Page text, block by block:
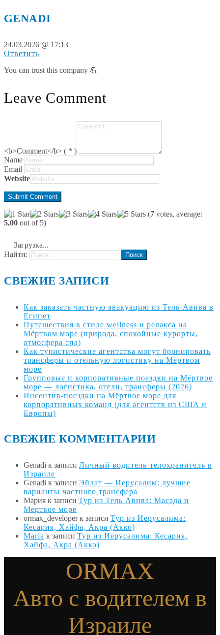
GENADI
24.03.2026 @ 17:13
Ответить
You can trust this company 💪
Leave Comment
<b>Comment</b> ( * )
Name
Email
Website
(7 votes, average:
5,00 out of 5)
Загрузка...
Найти:
СВЕЖИЕ ЗАПИСИ
Как заказать частную эвакуацию из Тель-Авива в
Египет
Путешествия в стиле wellness и релакса на
Мёртвом море (природа, спокойные курорты,
атмосфера спа)
Как туристические агентства могут бронировать
трансферы и отельную логистику на Мёртвом
море
Групповые и корпоративные поездки на Мёртвое
море — логистика, отели, трансферы (2026)
Инсентив-поездки на Мёртвое море для
корпоративных команд (для агентств из США и
Европы)
СВЕЖИЕ КОММЕНТАРИИ
Genadi к записи Личный водитель-телохранитель в
Израиле
Genadi к записи Эйлат — Иерусалим: лучшие
варианты частного трансфера
Мария к записи Тур из Тель Авива: Масада и
Мертвое море
ormax_developerк записи Тур из Иерусалима:
Кесария, Хайфа, Акра (Акко)
Maria к записи Тур из Иерусалима: Кесария,
Хайфа, Акра (Акко)
ORMAX
Авто с водителем в
Израиле